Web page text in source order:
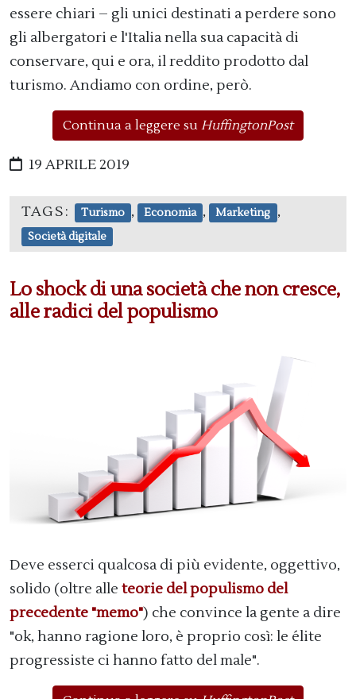
essere chiari – gli unici destinati a perdere sono
gli albergatori e l'Italia nella sua capacità di
conservare, qui e ora, il reddito prodotto dal
turismo. Andiamo con ordine, però.
Continua a leggere su HuffingtonPost
19 APRILE 2019
TAGS: Turismo , Economia , Marketing ,
Società digitale
Lo shock di una società che non cresce,
alle radici del populismo
Deve esserci qualcosa di più evidente, oggettivo,
solido (oltre alle teorie del populismo del
precedente "memo") che convince la gente a dire
"ok, hanno ragione loro, è proprio così: le élite
progressiste ci hanno fatto del male".